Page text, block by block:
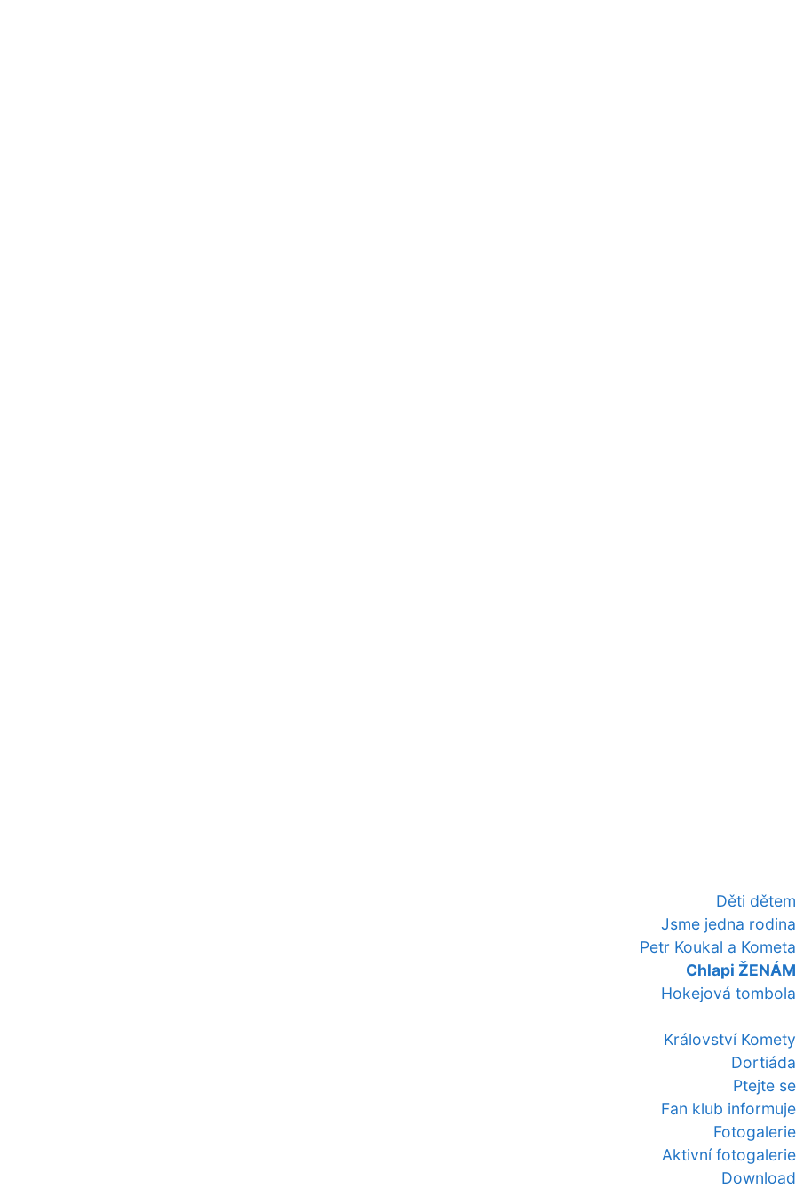
Děti dětem
Jsme jedna rodina
Petr Koukal a Kometa
Chlapi ŽENÁM
Hokejová tombola
Království Komety
Dortiáda
Ptejte se
Fan klub informuje
Fotogalerie
Aktivní fotogalerie
Download